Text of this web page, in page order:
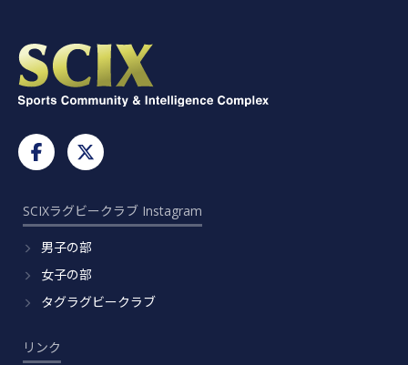
SCIXラグビークラブ Instagram
男子の部
女子の部
タグラグビークラブ
リンク